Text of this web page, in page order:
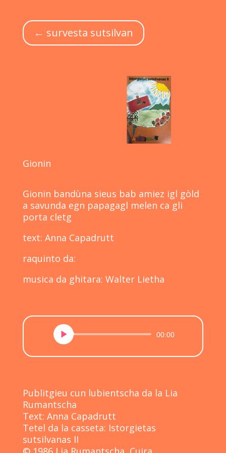
← survesta sutsilvan
Gionin
Gionin bandùna sieus bab amiez igl gòld
a savunda egn papagagl melen ca gli
porta cletg
text: Anna Capadrutt
raquinto da:
musica da ghitara: Walter Lietha
Audio-
00:00
Publitgieu cun lubientscha da la Lia
Rumantscha
Text: Anna Capadrutt
Tetel da la casseta: Istorgietas
sutsilvanas II